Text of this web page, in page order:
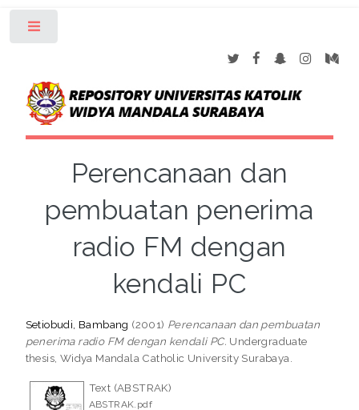
Perencanaan dan
pembuatan penerima
radio FM dengan
kendali PC
Setiobudi, Bambang (2001) Perencanaan dan pembuatan
penerima radio FM dengan kendali PC. Undergraduate
thesis, Widya Mandala Catholic University Surabaya.
Text (ABSTRAK)
ABSTRAK.pdf